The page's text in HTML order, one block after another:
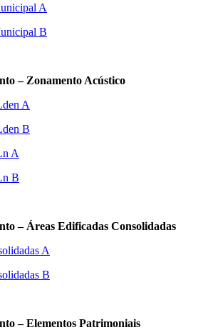
A
B
– Zonamento Acústico
A
B
A
B
– Áreas Edificadas Consolidadas
A
B
– Elementos Patrimoniais